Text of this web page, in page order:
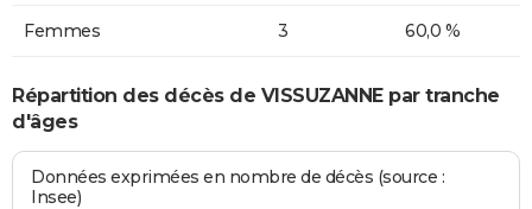
Femmes 3 60,0 %
Répartition des décès de VISSUZANNE par tranche
d'âges
Données exprimées en nombre de décès (source :
Insee)